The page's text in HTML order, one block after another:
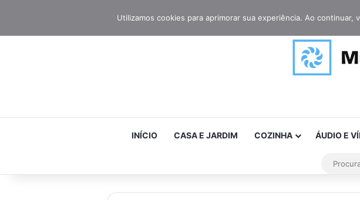
INÍCIO CASA E JARDIM COZINHA ÁUDIO E
Utilizamos cookies para aprimorar sua experiência. Ao continuar,